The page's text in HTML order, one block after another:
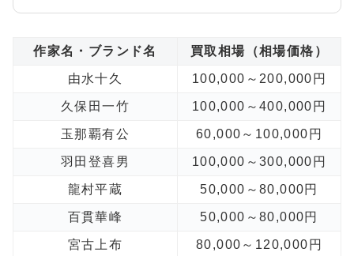
作家名・ブランド名 買取相場（相場価格）
由水十久 100,000～200,000円
久保田一竹 100,000～400,000円
玉那覇有公 60,000～100,000円
羽田登喜男 100,000～300,000円
龍村平蔵 50,000～80,000円
百貫華峰 50,000～80,000円
宮古上布 80,000～120,000円